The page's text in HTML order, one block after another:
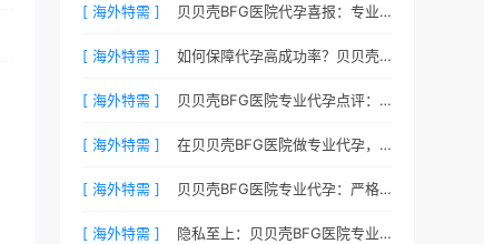
[ 海外特需 ] 贝贝壳BFG医院代孕喜报：专业代孕让生命延续更简单
[ 海外特需 ] 如何保障代孕高成功率？贝贝壳BFG医院专业代孕方案解析
[ 海外特需 ] 贝贝壳BFG医院专业代孕点评：高成功率背后的医疗神话
[ 海外特需 ] 在贝贝壳BFG医院做专业代孕，一次成功的概率有多大？
[ 海外特需 ] 贝贝壳BFG医院专业代孕：严格保护客户隐私的安心之选
[ 海外特需 ] 隐私至上：贝贝壳BFG医院专业代孕如何做好信息保密？